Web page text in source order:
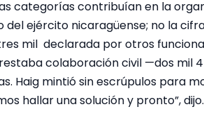
categorías contribuían en la
ejército nicaragüense; no la
mil declarada por otros
colaboración civil —dos mil
Haig mintió sin escrúpulos para
hallar una solución y pronto”,